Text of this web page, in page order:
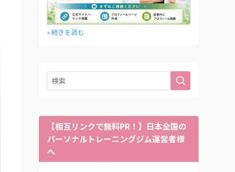
» 続きを読む
【相互リンクで無料PR！】日本全国の
パーソナルトレーニングジム運営者様
へ